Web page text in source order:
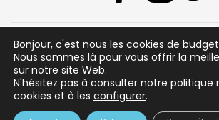
CGU
Mentions Légales
Sécurité
Bonjour, c'est nous les cookies de
Nous sommes là pour vous offrir la
sur notre site Web.
N'hésitez pas à consulter notre politique
cookies et à les configurer.